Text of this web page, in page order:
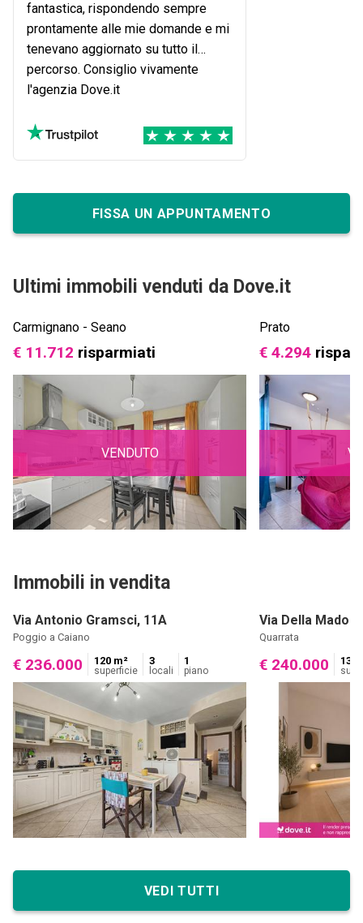
fantastica, rispondendo sempre
prontamente alle mie domande e mi
tenevano aggiornato su tutto il
percorso. Consiglio vivamente
l'agenzia Dove.it
FISSA UN APPUNTAMENTO
Ultimi immobili venduti da Dove.it
Carmignano - Seano
€ 11.712 risparmiati
VENDUTO
Prato
€ 4.294
Immobili in vendita
Via Antonio Gramsci, 11A
Poggio a Caiano
€ 236.000 120 m²
superficie
3
locali
1
piano
Via Della
Quarrata
€ 240.000 134
VEDI TUTTI